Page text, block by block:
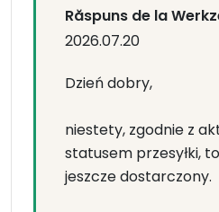
Răspuns de la
2026.07.20
Dzień dobry,
niestety, zgodnie z
statusem przesyłki,
jeszcze dostarczony.